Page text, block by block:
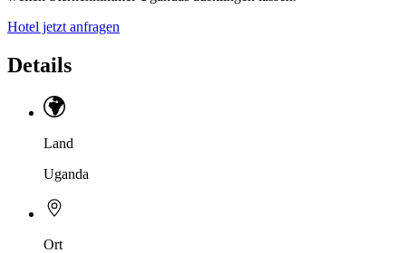
Hotel jetzt anfragen
Details
Land
Uganda
Ort